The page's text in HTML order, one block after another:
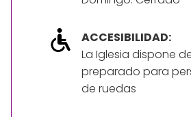
ACCESIBILIDAD:
La Iglesia dispone
preparado para
de ruedas